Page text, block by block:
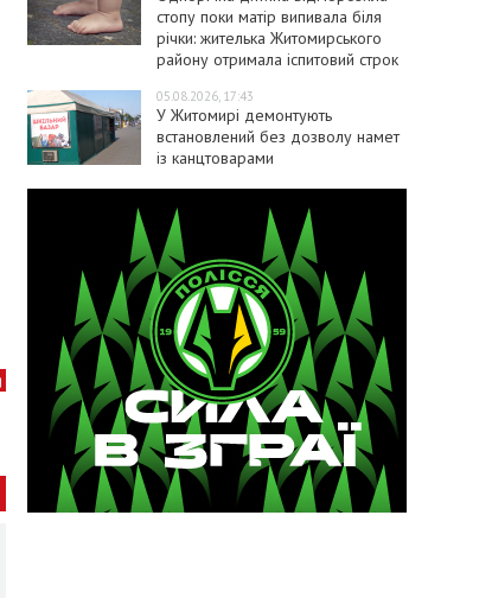
стопу поки матір випивала біля
річки: жителька Житомирського
району отримала іспитовий строк
05.08.2026, 17:43
У Житомирі демонтують
встановлений без дозволу намет
із канцтоварами